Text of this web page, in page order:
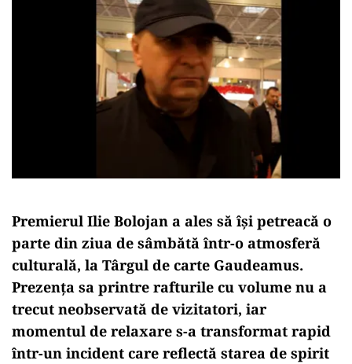
Premierul Ilie Bolojan a ales să își petreacă o
parte din ziua de sâmbătă într-o atmosferă
culturală, la Târgul de carte Gaudeamus.
Prezența sa printre rafturile cu volume nu a
trecut neobservată de vizitatori, iar
momentul de relaxare s-a transformat rapid
într-un incident care reflectă starea de spirit